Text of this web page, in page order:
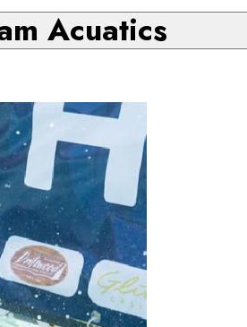
Acuatics